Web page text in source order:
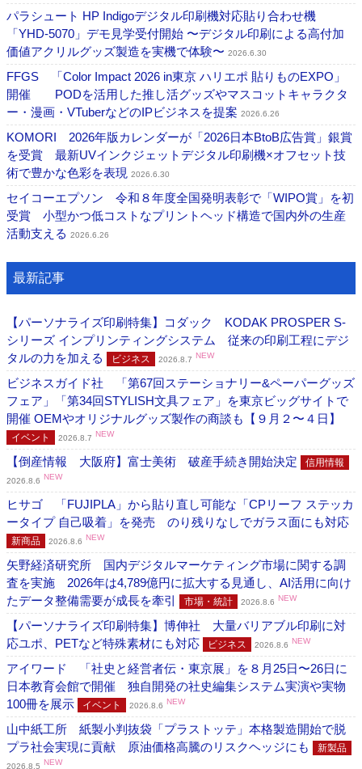
パラシュート HP Indigoデジタル印刷機対応貼り合わせ機
「YHD-5070」デモ見学受付開始 〜デジタル印刷による高付加
価値アクリルグッズ製造を実機で体験〜 2026.6.30
FFGS 「Color Impact 2026 in東京 ハリエポ 貼りものEXPO」
開催 PODを活用した推し活グッズやマスコットキャラクタ
ー・漫画・VTuberなどのIPビジネスを提案 2026.6.26
KOMORI 2026年版カレンダーが「2026日本BtoB広告賞」銀賞
を受賞 最新UVインクジェットデジタル印刷機×オフセット技
術で豊かな色彩を表現 2026.6.30
セイコーエプソン 令和８年度全国発明表彰で「WIPO賞」を初
受賞 小型かつ低コストなプリントヘッド構造で国内外の生産
活動支える 2026.6.26
最新記事
【パーソナライズ印刷特集】コダック KODAK PROSPER S-
シリーズ インプリンティングシステム 従来の印刷工程にデジ
タルの力を加える
ビジネス 2026.8.7 NEW
ビジネスガイド社 「第67回ステーショナリー&ペーパーグッズ
フェア」「第34回STYLISH文具フェア」を東京ビッグサイトで
開催 OEMやオリジナルグッズ製作の商談も【９月２〜４日】
イベント 2026.8.7 NEW
【倒産情報 大阪府】富士美術 破産手続き開始決定 信用情報
2026.8.6 NEW
ヒサゴ 「FUJIPLA」から貼り直し可能な「CPリーフ ステッカ
ータイプ 自己吸着」を発売 のり残りなしでガラス面にも対応
新商品 2026.8.6 NEW
矢野経済研究所 国内デジタルマーケティング市場に関する調
査を実施 2026年は4,789億円に拡大する見通し、AI活用に向け
たデータ整備需要が成長を牽引
市場・統計 2026.8.6 NEW
【パーソナライズ印刷特集】博伸社 大量バリアブル印刷に対
応ユポ、PETなど特殊素材にも対応
ビジネス 2026.8.6 NEW
アイワード 「社史と経営者伝・東京展」を８月25日〜26日に
日本教育会館で開催 独自開発の社史編集システム実演や実物
100冊を展示
イベント 2026.8.6 NEW
山中紙工所 紙製小判抜袋「プラストッテ」本格製造開始で脱
プラ社会実現に貢献 原油価格高騰のリスクヘッジにも
新製品
2026.8.5 NEW